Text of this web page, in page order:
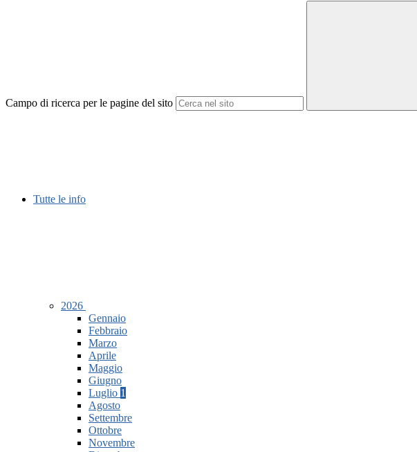
Campo di ricerca per le pagine del sito
Tutte le info
2026
Gennaio
Febbraio
Marzo
Aprile
Maggio
Giugno
Luglio 1
Agosto
Settembre
Ottobre
Novembre